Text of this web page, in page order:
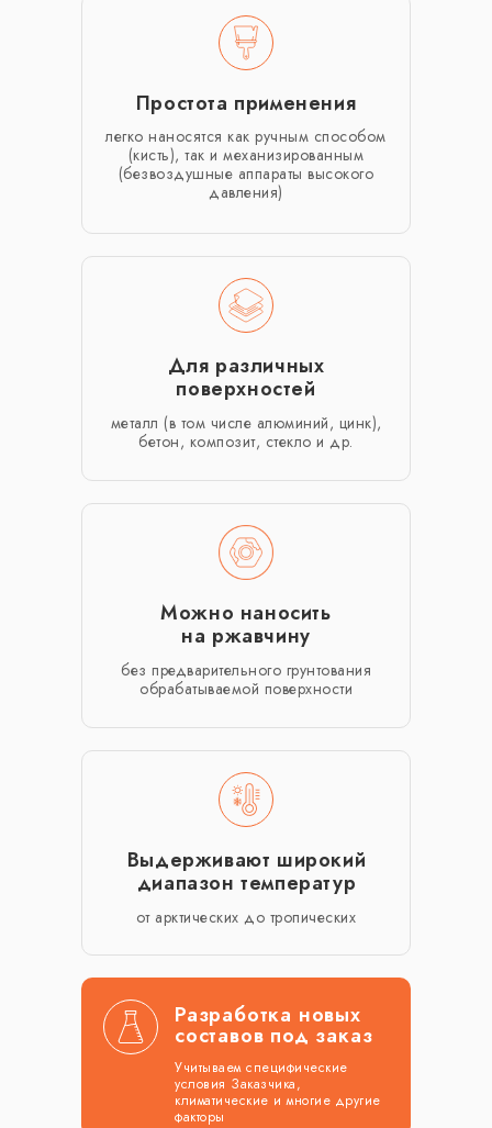
Простота применения
легко наносятся как ручным способом
(кисть), так и механизированным
(безвоздушные аппараты высокого
давления)
Разработка новых
составов под заказ
Учитываем специфические
условия Заказчика,
климатические и многие другие
факторы
Для различных
поверхностей
Можно наносить
на ржавчину
Выдерживают широкий
диапазон температур
металл (в том числе алюминий, цинк),
бетон, композит, стекло и др.
без предварительного грунтования
обрабатываемой поверхности
от арктических до тропических